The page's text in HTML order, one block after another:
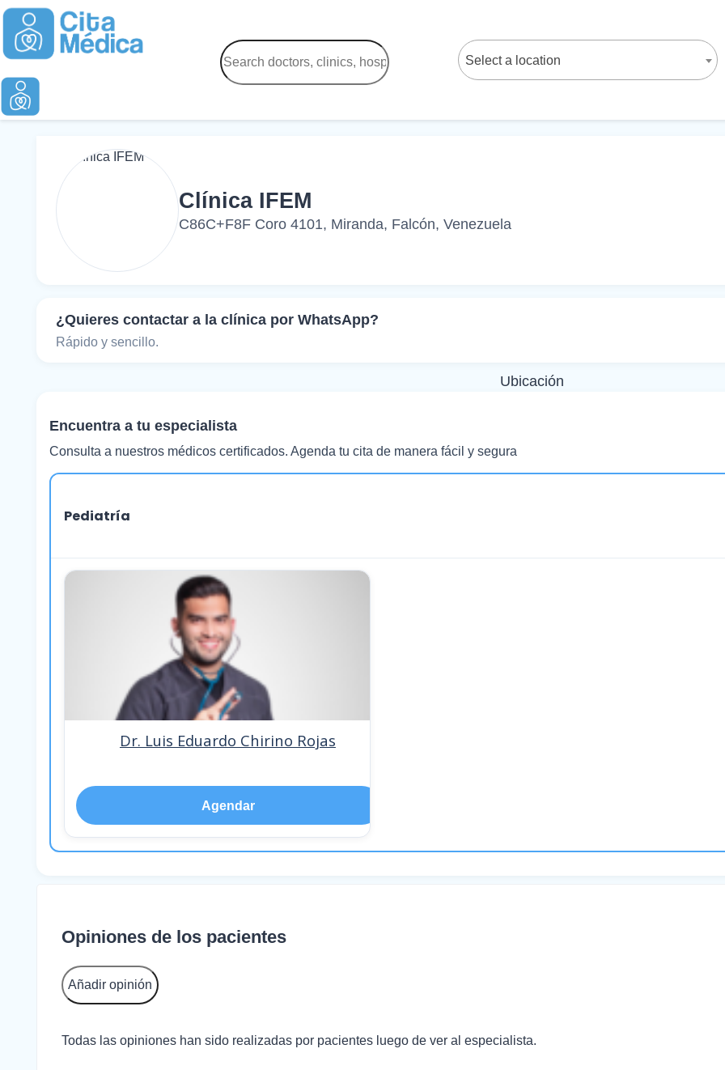
Select a location
Clínica IFEM
C86C+F8F Coro 4101, Miranda, Falcón, Venezuela
¿Quieres contactar a la clínica por WhatsApp?
Rápido y sencillo.
Ubicación
Encuentra a tu especialista
Consulta a nuestros médicos certificados. Agenda tu cita de manera fácil y segura
Pediatría
Dr. Luis Eduardo Chirino Rojas
Agendar
Opiniones de los pacientes
Añadir opinión
Todas las opiniones han sido realizadas por pacientes luego de ver al especialista.